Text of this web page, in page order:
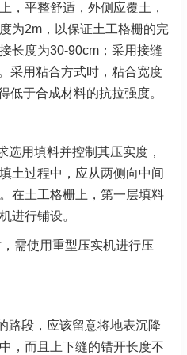
，平整舒适，外侧应覆土，
为2m，以保证土工格栅的完
长度为30-90cm；采用接缝
采用粘合方式时，粘合宽度
低于合成材料的抗拉强度。
选用填料并控制其压实度，
土过程中，应从两侧向中间
在土工格栅上，第一层填料
进行铺设。
需使用重型压实机进行压
路段，应该留意将地表沉降
，而且上下缝的错开长度不